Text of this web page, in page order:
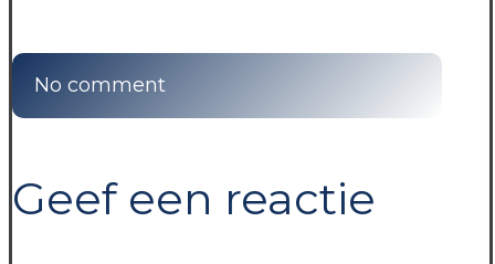
No comment
Geef een reactie